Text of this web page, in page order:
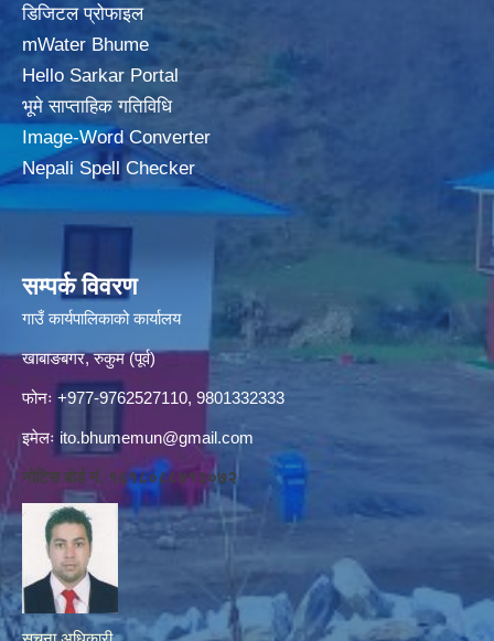
डिजिटल प्रोफाइल
mWater Bhume
Hello Sarkar Portal
भूमे साप्ताहिक गतिविधि
Image-Word Converter
Nepali Spell Checker
सम्पर्क विवरण
गाउँ कार्यपालिकाको कार्यालय
खाबाङबगर, रुकुम (पूर्व)
फोनः +977-9762527110, 9801332333
इमेलः ito.bhumemun@gmail.com
नोटिस बोर्ड नं. १६१८०८८४१३०७२